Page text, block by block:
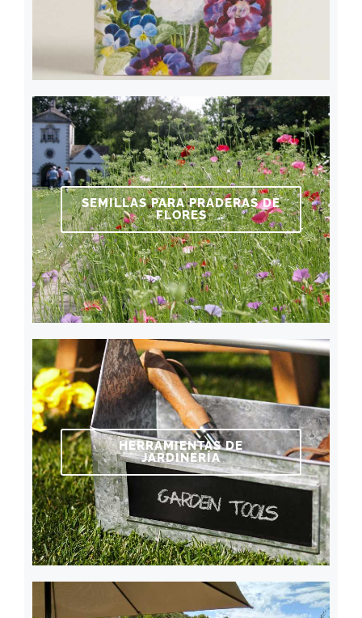
SEMILLAS PARA PRADERAS DE
FLORES
HERRAMIENTAS DE
JARDINERÍA